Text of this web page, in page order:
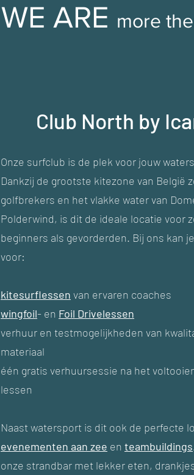
WE ARE more
Club North by
Onze surfclub is de plek voor jouw
Dankzij de grootste kitezone van België
golfbrekers en het vlakke water van
Polderwind, is dit de ideale locatie voor
beginners als gevorderden. Bij ons kan
voor:
kitesurflessen van ervaren coaches
wingfoil- en Foil Drivelessen
verhuur en testmogelijkheden van
materiaal
één gratis verhuursessie na het
lessen
Naast watersport is dit ook de perfecte
evenementen aan zee en teambuildings
onze strandbar met lekker eten,